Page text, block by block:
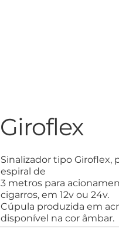
Giroflex
Sinalizador tipo Giroflex,
espiral de
3 metros para
cigarros, em 12v ou 24v.
Cúpula produzida em
disponível na cor âmbar.